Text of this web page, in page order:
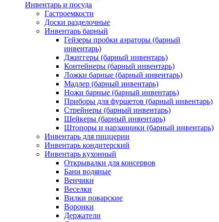
Инвентарь и посуда
Гастроемкости
Доски разделочные
Инвентарь барный
Гейзеры пробки аэраторы (барный
инвентарь)
Джиггеры (барный инвентарь)
Контейнеры (барный инвентарь)
Ложки барные (барный инвентарь)
Мадлер (барный инвентарь)
Ножи барные (барный инвентарь)
Приборы для фуршетов (барный инвентарь)
Стрейнеры (барный инвентарь)
Шейкеры (барный инвентарь)
Штопоры и нарзанники (барный инвентарь)
Инвентарь для пиццерии
Инвентарь кондитерский
Инвентарь кухонный
Открывалки для консервов
Бани водяные
Венчики
Веселки
Вилки поварские
Воронки
Держатели